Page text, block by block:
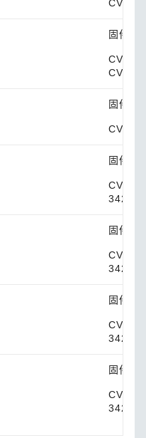
CVE-
固件版
CVE-
CVE-
固件版
CVE-
固件版
CVE-
34214,
固件版
CVE-
34214,
固件版
CVE-
固件版
CVE-
34216,